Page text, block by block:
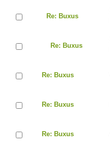
Re: Buxus
Re: Buxus
Re: Buxus
Re: Buxus
Re: Buxus